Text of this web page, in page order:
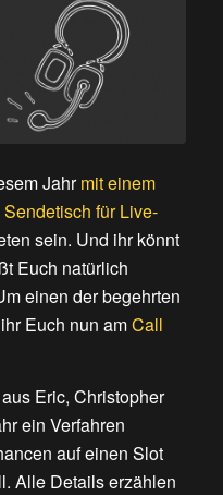
Jahrmit einem
für Live-
sein. Und ihr könnt
Euch natürlich
einen der begehrten
Euch nun amCall
Eric, Christopher
ein Verfahren
auf einen Slot
Alle Details erzählen